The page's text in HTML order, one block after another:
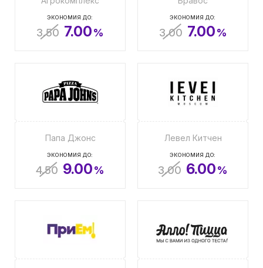
ЭКОНОМИЯ ДО:
3.50 7.00%
ЭКОНОМИЯ ДО:
3.00 7.00%
Папа Джонс
ЭКОНОМИЯ ДО:
4.50 9.00%
Левел Китчен
ЭКОНОМИЯ ДО:
3.00 6.00%